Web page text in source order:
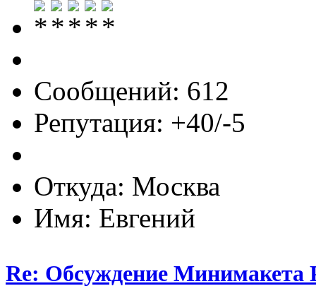
Сообщений: 612
Репутация: +40/-5
Откуда: Москва
Имя: Евгений
Re: Обсуждение Минимакета